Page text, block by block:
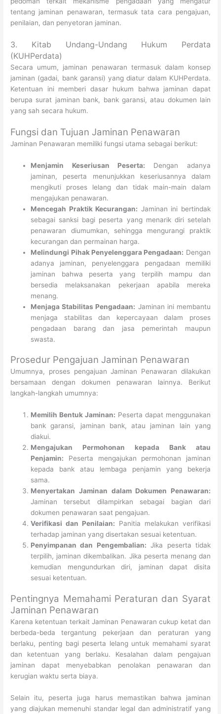
tentang jaminan penawaran, termasuk tata cara pengajuan,
penilaian, dan penyetoran jaminan.
3. Kitab Undang-Undang Hukum Perdata
(KUHPerdata)
Secara umum, jaminan penawaran termasuk dalam konsep
jaminan (gadai, bank garansi) yang diatur dalam KUHPerdata.
Ketentuan ini memberi dasar hukum bahwa jaminan dapat
berupa surat jaminan bank, bank garansi, atau dokumen lain
yang sah secara hukum.
Fungsi dan Tujuan Jaminan Penawaran
Jaminan Penawaran memiliki fungsi utama sebagai berikut:
Menjamin Keseriusan Peserta: Dengan adanya
jaminan, peserta menunjukkan keseriusannya dalam
mengikuti proses lelang dan tidak main-main dalam
mengajukan penawaran.
Mencegah Praktik Kecurangan: Jaminan ini bertindak
sebagai sanksi bagi peserta yang menarik diri setelah
penawaran diumumkan, sehingga mengurangi praktik
kecurangan dan permainan harga.
Melindungi Pihak Penyelenggara Pengadaan: Dengan
adanya jaminan, penyelenggara pengadaan memiliki
jaminan bahwa peserta yang terpilih mampu dan
bersedia melaksanakan pekerjaan apabila mereka
menang.
Menjaga Stabilitas Pengadaan: Jaminan ini membantu
menjaga stabilitas dan kepercayaan dalam proses
pengadaan barang dan jasa pemerintah maupun
swasta.
Prosedur Pengajuan Jaminan Penawaran
Umumnya, proses pengajuan Jaminan Penawaran dilakukan
bersamaan dengan dokumen penawaran lainnya. Berikut
langkah-langkah umumnya:
Memilih Bentuk Jaminan: Peserta dapat menggunakan
bank garansi, jaminan bank, atau jaminan lain yang
diakui.
Mengajukan Permohonan kepada Bank atau
Penjamin: Peserta mengajukan permohonan jaminan
kepada bank atau lembaga penjamin yang bekerja
sama.
Menyertakan Jaminan dalam Dokumen Penawaran:
Jaminan tersebut dilampirkan sebagai bagian dari
dokumen penawaran saat pengajuan.
Verifikasi dan Penilaian: Panitia melakukan verifikasi
terhadap jaminan yang disertakan sesuai ketentuan.
Penyimpanan dan Pengembalian: Jika peserta tidak
terpilih, jaminan dikembalikan. Jika peserta menang dan
kemudian mengundurkan diri, jaminan dapat disita
sesuai ketentuan.
Pentingnya Memahami Peraturan dan Syarat
Jaminan Penawaran
Karena ketentuan terkait Jaminan Penawaran cukup ketat dan
berbeda-beda tergantung pekerjaan dan peraturan yang
berlaku, penting bagi peserta lelang untuk memahami syarat
dan ketentuan yang berlaku. Kesalahan dalam pengajuan
jaminan dapat menyebabkan penolakan penawaran dan
kerugian waktu serta biaya.
Selain itu, peserta juga harus memastikan bahwa jaminan
yang diajukan memenuhi standar legal dan administratif yang